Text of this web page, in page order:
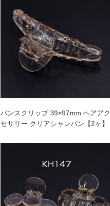
バンスクリップ 39×97mm ヘアアク
セサリー クリアシャンパン【2ヶ】